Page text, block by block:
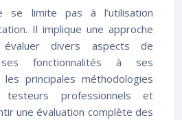
se limite pas à l’utilisation
Il implique une approche
évaluer divers aspects de
ses fonctionnalités à ses
les principales méthodologies
professionnels et
une évaluation complète des